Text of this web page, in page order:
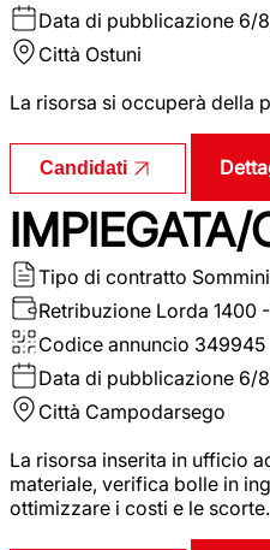
Data di pubblicazione 6/
Città Ostuni
La risorsa si occuperà della
Candidati
Tipo di contratto
Retribuzione Lorda 1400
Codice annuncio 349945
Data di pubblicazione 6/
Città Campodarsego
La risorsa inserita in ufficio
materiale, verifica bolle in
ottimizzare i costi e le scorte.